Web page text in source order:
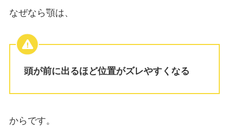
なぜなら顎は、
頭が前に出るほど位置がズレやすくなる
からです。